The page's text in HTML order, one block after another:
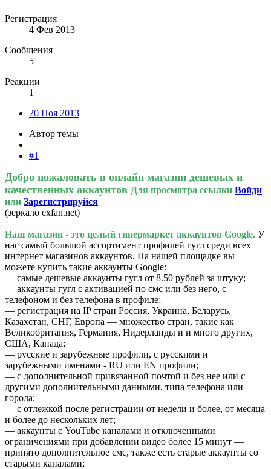
Регистрация
4 Фев 2013
Сообщения
5
Реакции
1
20 Ноя 2013
Автор темы
#1
Добро пожаловать в онлайн магазин дешевых и
качественных аккаунтов Для просмотра ссылки Войди
или Зарегистрируйся
(зеркало exfan.net)
Наш магазин - это целый гипермаркет аккаунтов Google. У
нас самый большой ассортимент профилей гугл среди всех
интернет магазинов аккаунтов. На нашей площадке вы
можете купить такие аккаунты Google:
— самые дешевые аккаунты гугл от 8.50 рублей за штуку;
— аккаунты гугл с активацией по смс или без него, с
телефоном и без телефона в профиле;
— регистрация на IP стран Россия, Украина, Беларусь,
Казахстан, СНГ, Европа — множество стран, такие как
Великобритания, Германия, Нидерланды и и много других,
США, Канада;
— русские и зарубежные профили, с русскими и
зарубежными именами - RU или EN профили;
— с дополнительной привязанной почтой и без нее или с
другими дополнительными данными, типа телефона или
города;
— с отлежкой после регистрации от недели и более, от месяца
и более до нескольких лет;
— аккаунты с YouTube каналами и отключенными
ограничениями при добавлении видео более 15 минут —
принято дополнительное смс, также есть старые аккаунты со
старыми каналами;